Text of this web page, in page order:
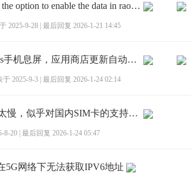
[BUG]not getting the option to enable the data in raoming after android 15 update
2025-9-28 最后回复 2026-1-21 14:45
[BUG]MOTO 60s手机息屏，应用商店更新自动停滞。
于 2025-9-3 最后回复 2026-1-24 02:14
[BUG]手机网速太慢，似乎对国内SIM卡的支持不足
8-20 最后回复 2026-1-24 05:47
5G网络下无法获取IPV6地址